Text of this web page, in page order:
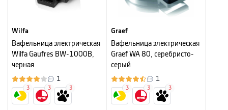
Wilfa
Вафельница электрическая
Wilfa Gaufres BW-1000B,
черная
1
3 3 3
Graef
Вафельница электрическая
Graef WA 80, серебристо-
серый
1
3 3 3